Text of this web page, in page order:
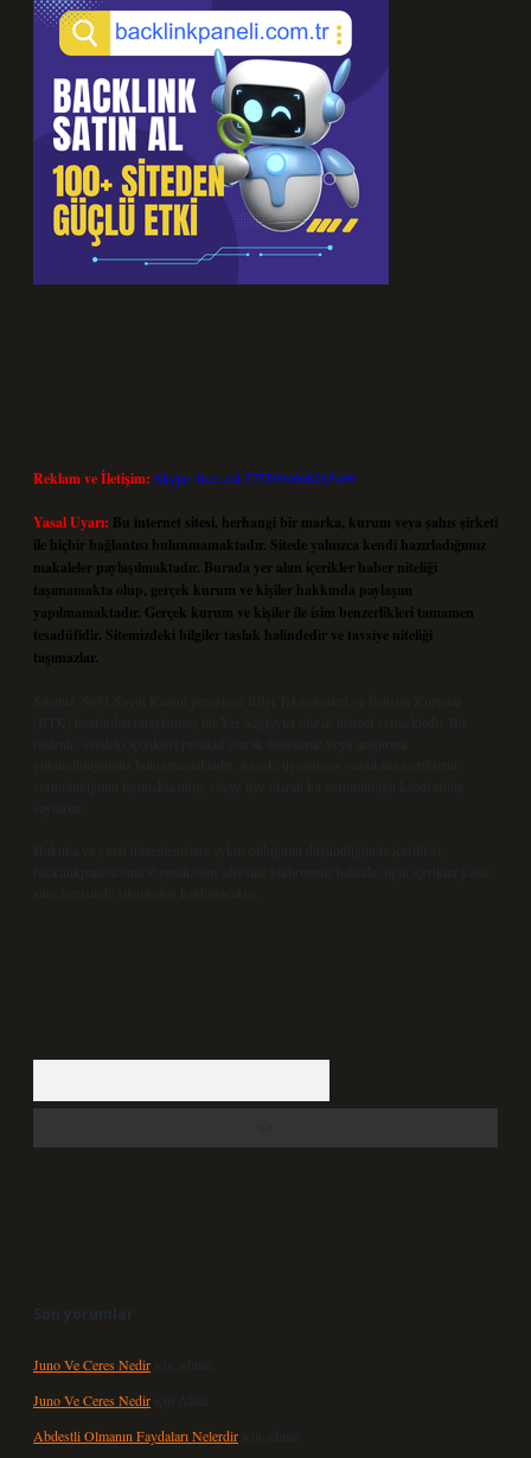
Reklam ve İletişim: Skype: live:.cid.575569c608265c69
Yasal Uyarı: Bu internet sitesi, herhangi bir marka, kurum veya şahıs şirketi
ile hiçbir bağlantısı bulunmamaktadır. Sitede yalnızca kendi hazırladığımız
makaleler paylaşılmaktadır. Burada yer alan içerikler haber niteliği
taşımamakta olup, gerçek kurum ve kişiler hakkında paylaşım
yapılmamaktadır. Gerçek kurum ve kişiler ile isim benzerlikleri tamamen
tesadüfidir. Sitemizdeki bilgiler taslak halindedir ve tavsiye niteliği
taşımazlar.
Sitemiz, 5651 Sayılı Kanun gereğince Bilgi Teknolojileri ve İletişim Kurumu
(BTK) tarafından onaylanmış bir Yer Sağlayıcı olarak hizmet vermektedir. Bu
nedenle, sitedeki içerikleri proaktif olarak denetleme veya araştırma
yükümlülüğümüz bulunmamaktadır. Ancak, üyelerimiz yazdıkları içeriklerin
sorumluluğunu taşımakta olup, siteye üye olarak bu sorumluluğu kabul etmiş
sayılırlar.
Hukuka ve yasal düzenlemelere aykırı olduğunu düşündüğünüz içerikleri,
backlinkpanelicomtr@gmail.com
adresine bildirmeniz halinde, ilgili içerikler yasal
süre içerisinde sitemizden kaldırılacaktır.
Son yorumlar
Juno Ve Ceres Nedir için
admin
Juno Ve Ceres Nedir için Altan
Abdestli Olmanın Faydaları Nelerdir için
admin